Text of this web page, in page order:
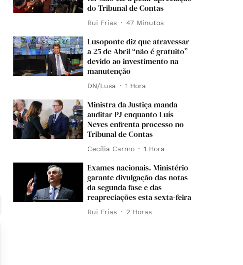
do Tribunal de Contas
Rui Frias 47 Minutos
Lusoponte diz que atravessar
a 25 de Abril “não é gratuito”
devido ao investimento na
manutenção
DN/Lusa 1 Hora
Ministra da Justiça manda
auditar PJ enquanto Luís
Neves enfrenta processo no
Tribunal de Contas
Cecília Carmo 1 Hora
Exames nacionais. Ministério
garante divulgação das notas
da segunda fase e das
reapreciações esta sexta-feira
Rui Frias 2 Horas